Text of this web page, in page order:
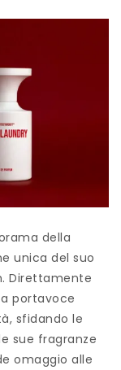
della
unica del suo
Direttamente
portavoce
sfidando le
sue fragranze
omaggio alle